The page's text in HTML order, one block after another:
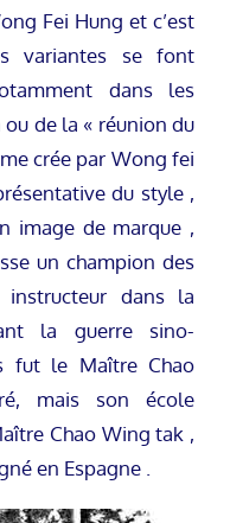
Fei Hung et c’est
variantes se font
dans les
de la « réunion du
crée par Wong fei
du style ,
image de marque ,
un champion des
dans la
la guerre sino-
fut le Maître Chao
mais son école
Chao Wing tak ,
en Espagne .